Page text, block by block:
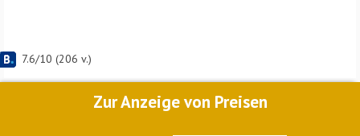
7.6/10 (206 v.)
Zur Anzeige von Preisen